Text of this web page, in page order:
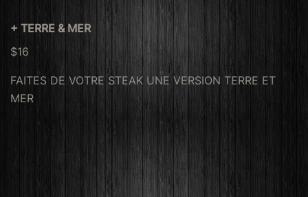
+ TERRE & MER
$16
FAITES DE VOTRE STEAK UNE VERSION TERRE ET
MER